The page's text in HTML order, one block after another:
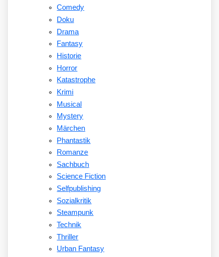
Comedy
Doku
Drama
Fantasy
Historie
Horror
Katastrophe
Krimi
Musical
Mystery
Märchen
Phantastik
Romanze
Sachbuch
Science Fiction
Selfpublishing
Sozialkritik
Steampunk
Technik
Thriller
Urban Fantasy